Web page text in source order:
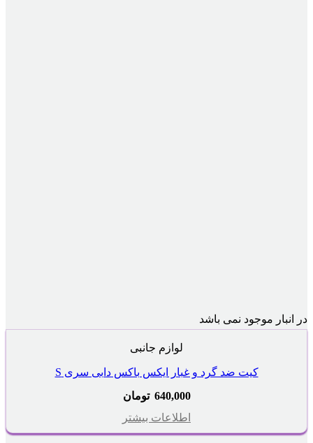
در انبار موجود نمی باشد
لوازم جانبی
کیت ضد گرد و غبار ایکس باکس دابی سری S
640,000 تومان
اطلاعات بیشتر